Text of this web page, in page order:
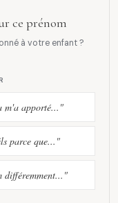
ce prénom
à votre enfant ?
m'a apporté..."
parce que..."
différemment..."